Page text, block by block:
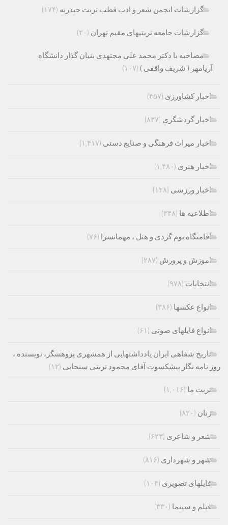
گزارشات انجمن شعر و ادب قطب تربت حیدریه (۱۷۴)
گزارشات جامعه تربتیهای مقیم تهران (۲۰)
مصاحبه با دکتر محمد علی مجتهدی بنیان گذار دانشگاه
آریامهر ( شریف واقفی ) (۱۰۷)
اخبار کشاورزی (۴۵۷)
اخبار گردشگری (۸۳۷)
اخبار میراث فرهنگی و صنایع دستی (۱,۴۱۷)
اخبار هنری (۱,۴۸۰)
اخبار ورزشی (۱۲۸)
اطلاعیه ها (۳۴۸)
اقامتگاه بوم گردی و هتل ، مهمانسرا (۷۶)
اموزش و پرورش (۲۸۷)
انتخابات (۹۷۸)
انواع عکسها (۳۸۶)
انواع فایلهای صوتی (۶۱)
تاریخ شفاهی ایران یادداشتهایی از همشهری پژوهشگر، نویسنده ،
روز نامه نگار پیشکسوت آقای محمود تربتی سنجابی (۱۲)
تربت ما (۱,۰۱۶)
زنان (۸۲۰)
شعر و شاعری (۶۲۳)
شهر و شهرداری (۸۱۶)
فایلهای تصویری (۱۰۴)
فیلم و سینما (۳۳۰)